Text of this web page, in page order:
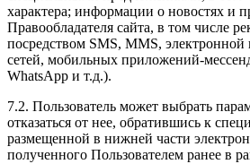
характера; информации о новостях и
Правообладателя сайта, в том числе
посредством SMS, MMS,
сетей, мобильных приложений-
WhatsApp и т.д.).
7.2. Пользователь может выбрать
отказаться от нее, обратившись к
размещенной в нижней части
полученного Пользователем ранее в